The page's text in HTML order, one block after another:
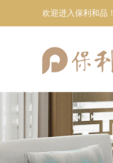
欢迎进入保利和品！